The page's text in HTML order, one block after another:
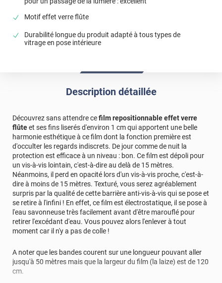
Motif effet verre flûte
Durabilité longue du produit adapté à tous types de
vitrage en pose intérieure
Description détaillée
Découvrez sans attendre cefilm repositionnable effet verre
flûteet ses fins liserés d'environ 1 cm qui apportent une belle
harmonie esthétique à ce film dont la fonction première est
d'occulter les regards indiscrets. De jour comme de nuit la
protection est efficace à un niveau : bon. Ce film est dépoli pour
un vis-à-vis lointain, c'est-à-dire au delà de 15 mètres.
Néanmoins, il perd en opacité lors d'un vis-à-vis proche, c'est-à-
dire à moins de 15 mètres. Texturé, vous serez agréablement
surpris par la qualité de cette barrière anti-vis-à-vis qui se pose et
se retire à l'infini ! En effet, ce film est électrostatique, il se pose à
l'eau savonneuse très facilement avant d'être marouflé pour
retirer l'excédant d'eau. Vous pouvez alors l'enlever à tout
moment car il n'y a pas de colle !
A noter que les bandes courent sur une longueur pouvant aller
jusqu'à 50 mètres mais que la largeur du film (la laize) est de 120
cm.